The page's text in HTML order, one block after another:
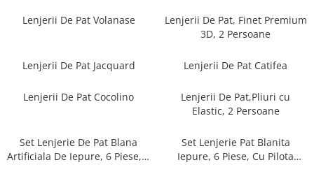
Matlasate, 2 Persoane
Lenjerii De Pat Volanase
Lenjerii De Pat, Finet Premium 3D,
Lenjerii De Pat Catifea
Lenjerii De Pat Volanase
Lenjerii De Pat, Finet Premium
3D, 2 Persoane
Lenjerii De Pat Jacquard Lenjerii De Pat Catifea
Lenjerii De Pat Cocolino
Lenjerii De Pat,Pliuri cu
Elastic, 2 Persoane
Set Lenjerie De Pat Blana
Artificiala De Iepure, 6 Piese, 2
Set Lenjerie Pat Blanita
Iepure, 6 Piese, Cu Pilota